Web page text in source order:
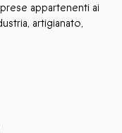
appartenenti ai
artigianato,